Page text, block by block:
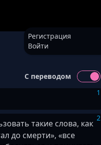
Регистрация
Войти
С переводом
1
2
такие слова, как
до смерти», «все